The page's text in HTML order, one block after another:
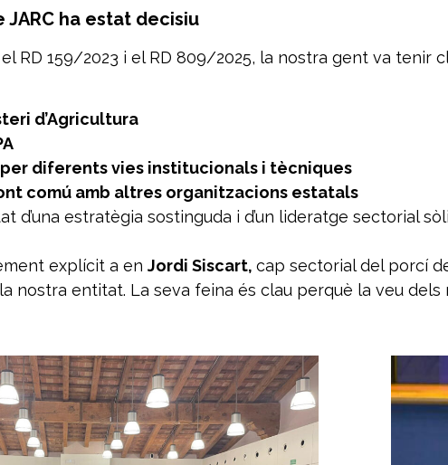
ha estat decisiu
RD 159/2023 i el RD 809/2025, la nostra gent va tenir
d’Agricultura
diferents vies institucionals i tècniques
comú amb altres organitzacions estatals
d’una estratègia sostinguda i d’un lideratge sectorial
explícit a en Jordi Siscart, cap sectorial del porcí
nostra entitat. La seva feina és clau perquè la veu dels